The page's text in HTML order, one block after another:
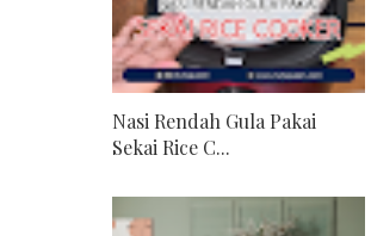
Nasi Rendah Gula Pakai
Sekai Rice C...